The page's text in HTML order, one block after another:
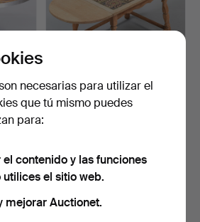
de
MESA AUXILIAR DE
DISEÑO DANÉS en roble
132 USD
necesarias para utilizar el
que tú mismo puedes
para:
el contenido y las funciones
el sitio web.
mejorar Auctionet.